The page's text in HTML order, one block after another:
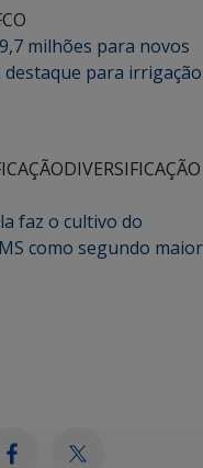
milhões para novos
para irrigação
DIVERSIFICAÇÃO
faz o cultivo do
como segundo maior